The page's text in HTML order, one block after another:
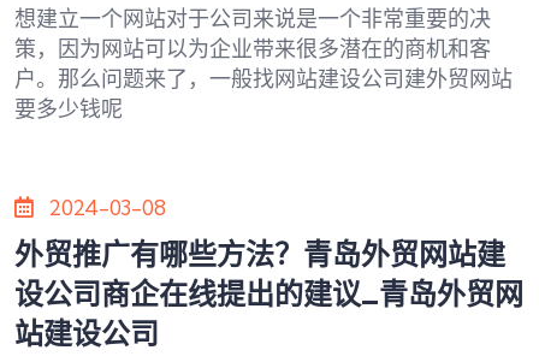
想建立一个网站对于公司来说是一个非常重要的决
策，因为网站可以为企业带来很多潜在的商机和客
户。那么问题来了，一般找网站建设公司建外贸网站
要多少钱呢
2024-03-08
外贸推广有哪些方法？青岛外贸网站建
设公司商企在线提出的建议_青岛外贸网
站建设公司